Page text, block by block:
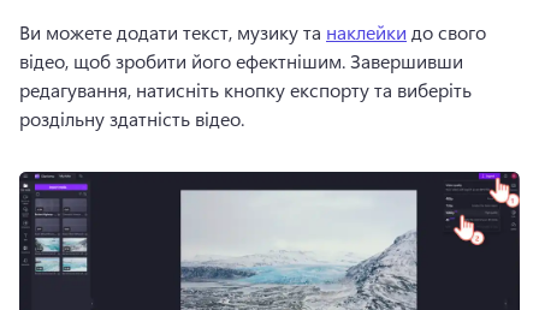
Ви можете додати текст, музику та наклейки до свого
відео, щоб зробити його ефектнішим. Завершивши
редагування, натисніть кнопку експорту та виберіть
роздільну здатність відео.